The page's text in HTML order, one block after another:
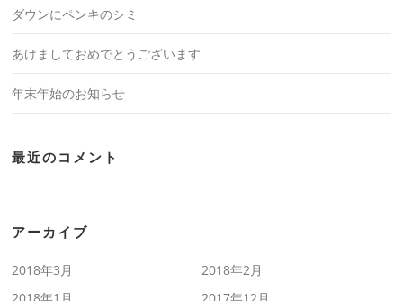
ダウンにペンキのシミ
あけましておめでとうございます
年末年始のお知らせ
最近のコメント
アーカイブ
2018年3月
2018年2月